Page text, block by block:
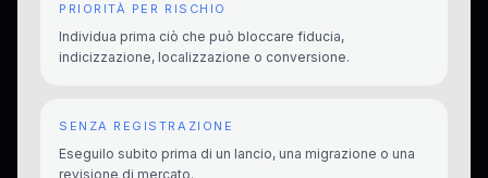
PRIORITÀ PER RISCHIO
Individua prima ciò che può bloccare fiducia,
indicizzazione, localizzazione o conversione.
SENZA REGISTRAZIONE
Eseguilo subito prima di un lancio, una migrazione o una
revisione di mercato.